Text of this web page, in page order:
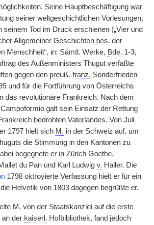
Seine Hauptbeschäftigung war
seiner weltgeschichtlichen Vorlesungen,
seinem Tod im Druck erschienen („Vier und
Allgemeiner Geschichten bes. der
Menschheit“, in: Sämtl. Werke, Bde. 1-3,
des Außenministers Thugut verfaßte
gegen den preuß.-franz. Sonderfrieden
und für die Fortführung von Österreichs
das revolutionäre Frankreich. Nach dem
galt sein Einsatz der Rettung
bedrohten Vaterlandes. Von Juli
1797 hielt sich M. in der Schweiz auf, um
die Stimmung in den Kantonen zu
begegnete er in Zürich Goethe,
du Pan und Karl Ludwig v. Haller. Die
1798 oktroyierte Verfassung hielt er für ein
Helvetik von 1803 dagegen begrüßte er.
M. von der Staatskanzlei auf die erste
an der kaiserl. Hofbibliothek, fand jedoch